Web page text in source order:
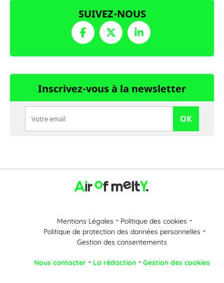
SUIVEZ-NOUS
Inscrivez-vous à la newsletter
OK
Mentions Légales
Politique des cookies
Politique de protection des données personnelles
Gestion des consentements
Nous contacter La rédaction Gestion des cookies